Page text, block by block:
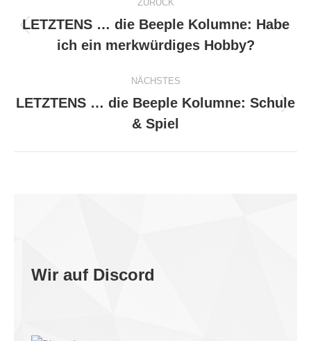
ZURÜCK
Vorheriger
Beitrag:
LETZTENS … die Beeple Kolumne: Habe
ich ein merkwürdiges Hobby?
NÄCHSTES
Nächster
Beitrag:
LETZTENS … die Beeple Kolumne: Schule
& Spiel
Wir auf Discord